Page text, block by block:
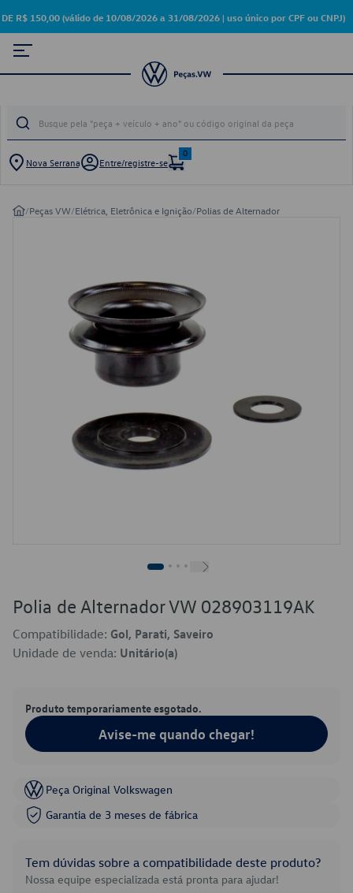
DE R$ 150,00 (válido de 10/08/2026 a 31/08/2026 | uso único por CPF ou CNPJ)
Nova Serrana Entre/registre-se
0
/Peças VW/Elétrica, Eletrônica e Ignição/Polias de Alternador
Polia de Alternador VW 028903119AK
Compatibilidade: Gol, Parati, Saveiro
Unidade de venda: Unitário(a)
Produto temporariamente esgotado.
Avise-me quando chegar!
Peça Original Volkswagen
Garantia de 3 meses de fábrica
Tem dúvidas sobre a compatibilidade deste produto?
Nossa equipe especializada está pronta para ajudar!